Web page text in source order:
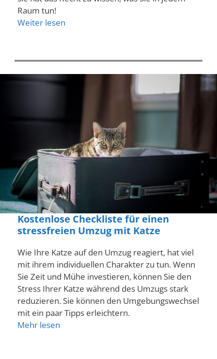
Raum tun!
Weiter lesen
Kostenlose Checkliste für einen
stressfreien Umzug mit Katze
Wie Ihre Katze auf den Umzug reagiert, hat viel
mit ihrem individuellen Charakter zu tun. Wenn
Sie Zeit und Mühe investieren, können Sie den
Stress Ihrer Katze während des Umzugs stark
reduzieren. Sie können den Umgebungswechsel
mit ein paar Tipps erleichtern.
Mehr lesen